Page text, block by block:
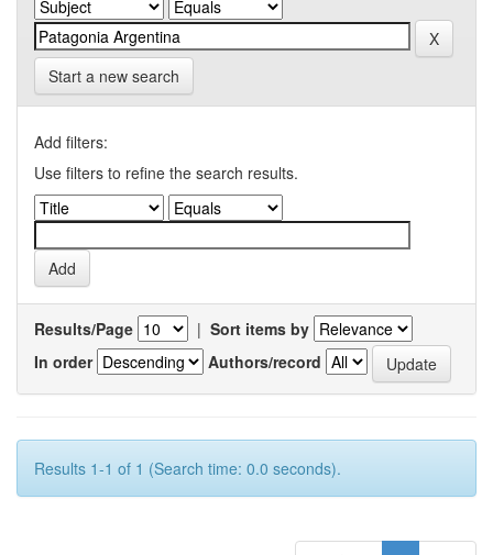
Start a new search
Add filters:
Use filters to refine the search results.
Results/Page | Sort items by
In order
Authors/record
Results 1-1 of 1 (Search time: 0.0 seconds).